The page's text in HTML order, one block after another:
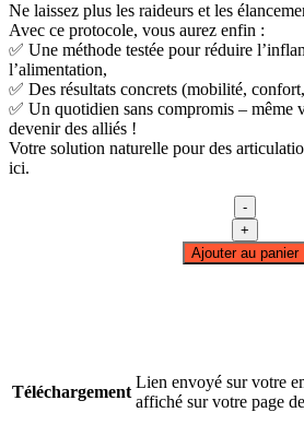
Ne laissez plus les raideurs et les
Avec ce protocole, vous aurez enfin :
✅ Une méthode testée pour réduire
l’alimentation,
✅ Des résultats concrets (mobilité,
✅ Un quotidien sans compromis – même
devenir des alliés !
Votre solution naturelle pour des
ici.
-
quantité
de
+
Ajouter au panier
Téléchargement
Lien envoyé sur votre
affiché sur votre page